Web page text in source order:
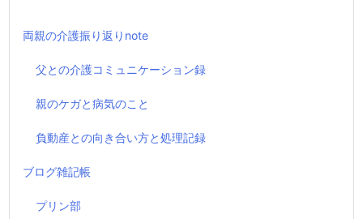
両親の介護振り返りnote
父との介護コミュニケーション録
親のケガと病気のこと
負動産との向き合い方と処理記録
ブログ雑記帳
プリン部